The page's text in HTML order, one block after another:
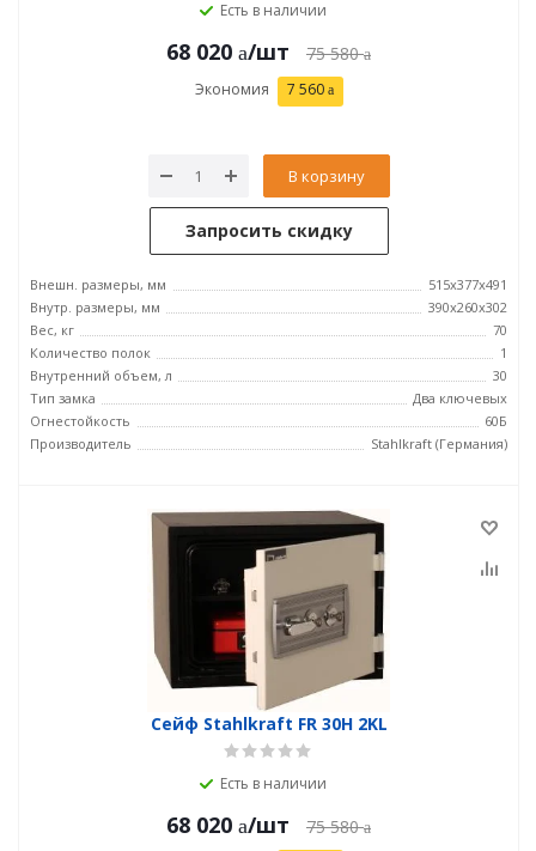
Есть в наличии
68 020 /шт 75 580
Экономия 7 560
В корзину
Запросить скидку
Внешн. размеры, мм
515x377x491
Внутр. размеры, мм
390x260x302
Вес, кг
70
Количество полок
1
Внутренний объем, л
30
Тип замка
Два ключевых
Огнестойкость
60Б
Производитель
Stahlkraft (Германия)
Сейф Stahlkraft FR 30H 2KL
Есть в наличии
68 020 /шт 75 580